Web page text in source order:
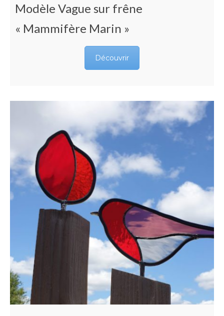
Modèle Vague sur frêne
« Mammifère Marin »
Découvrir